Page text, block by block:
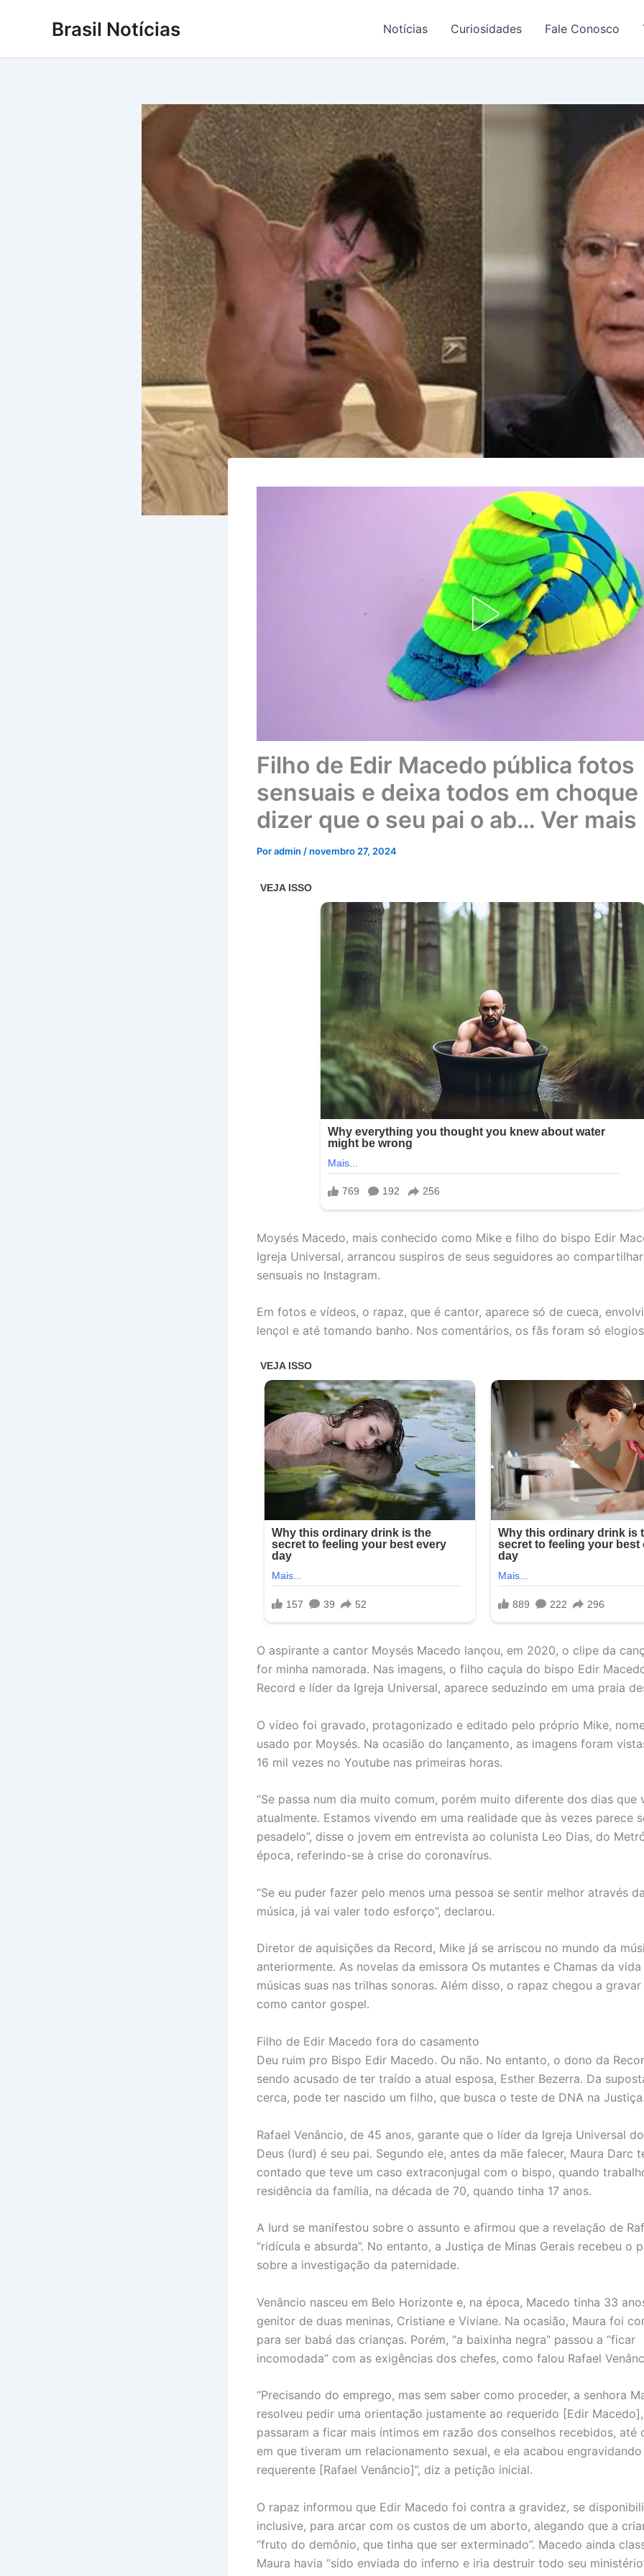
Brasil Notícias Notícias Curiosidades Fale Conosco
Filho de Edir Macedo pública fotos
sensuais e deixa todos em choque
dizer que o seu pai o ab… Ver mais
Poradmin /novembro 27, 2024
Moysés Macedo, mais conhecido como Mike e filho do bispo Edir
Igreja Universal, arrancou suspiros de seus seguidores ao
sensuais no Instagram.
Em fotos e vídeos, o rapaz, que é cantor, aparece só de cueca,
lençol e até tomando banho. Nos comentários, os fãs foram só
O aspirante a cantor Moysés Macedo lançou, em 2020, o clipe da
for minha namorada. Nas imagens, o filho caçula do bispo Edir
Record e líder da Igreja Universal, aparece seduzindo em uma praia
O vídeo foi gravado, protagonizado e editado pelo próprio Mike,
usado por Moysés. Na ocasião do lançamento, as imagens foram
16 mil vezes no Youtube nas primeiras horas.
“Se passa num dia muito comum, porém muito diferente dos dias que
atualmente. Estamos vivendo em uma realidade que às vezes parece
pesadelo”, disse o jovem em entrevista ao colunista Leo Dias, do
época, referindo-se à crise do coronavírus.
“Se eu puder fazer pelo menos uma pessoa se sentir melhor através
música, já vai valer todo esforço”, declarou.
Diretor de aquisições da Record, Mike já se arriscou no mundo da
anteriormente. As novelas da emissora Os mutantes e Chamas da
músicas suas nas trilhas sonoras. Além disso, o rapaz chegou a
como cantor gospel.
Filho de Edir Macedo fora do casamento
Deu ruim pro Bispo Edir Macedo. Ou não. No entanto, o dono da
sendo acusado de ter traído a atual esposa, Esther Bezerra. Da
cerca, pode ter nascido um filho, que busca o teste de DNA na
Rafael Venâncio, de 45 anos, garante que o líder da Igreja Universal
Deus (Iurd) é seu pai. Segundo ele, antes da mãe falecer, Maura Darc
contado que teve um caso extraconjugal com o bispo, quando
residência da família, na década de 70, quando tinha 17 anos.
A Iurd se manifestou sobre o assunto e afirmou que a revelação de
“ridícula e absurda”. No entanto, a Justiça de Minas Gerais recebeu o
sobre a investigação da paternidade.
Venâncio nasceu em Belo Horizonte e, na época, Macedo tinha 33
genitor de duas meninas, Cristiane e Viviane. Na ocasião, Maura foi
para ser babá das crianças. Porém, “a baixinha negra” passou a “ficar
incomodada” com as exigências dos chefes, como falou Rafael
“Precisando do emprego, mas sem saber como proceder, a senhora
resolveu pedir uma orientação justamente ao requerido [Edir
passaram a ficar mais íntimos em razão dos conselhos recebidos, até
em que tiveram um relacionamento sexual, e ela acabou
requerente [Rafael Venâncio]”, diz a petição inicial.
O rapaz informou que Edir Macedo foi contra a gravidez, se
inclusive, para arcar com os custos de um aborto, alegando que a
“fruto do demônio, que tinha que ser exterminado”. Macedo ainda
Maura havia “sido enviada do inferno e iria destruir todo seu